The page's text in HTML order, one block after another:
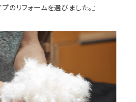
のリフォームを選びました。』